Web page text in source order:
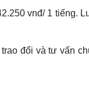
vnđ/ 1 tiếng.
đổi và tư vấn